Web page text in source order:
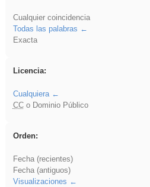
Cualquier coincidencia
Todas las palabras
Exacta
Licencia:
Cualquiera
CCo Dominio Público
Orden:
Fecha (recientes)
Fecha (antiguos)
Visualizaciones